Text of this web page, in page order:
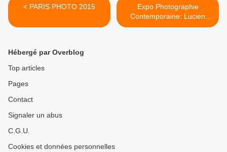
< PARIS PHOTO 2015
Expo Photographie
Contemporaine: Lucien
CLERGUE « Les premiers
Hébergé par Overblog
Top articles
Pages
Contact
Signaler un abus
C.G.U.
Cookies et données personnelles